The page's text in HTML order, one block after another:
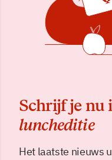
Schrijf je nu
luncheditie
Het laatste nieuws